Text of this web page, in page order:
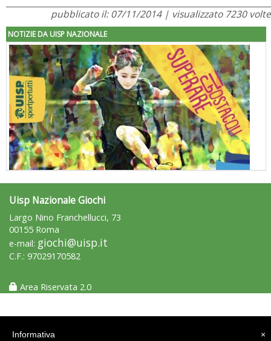
pubblicato il: 07/11/2014 | visualizzato 7230 volte
NOTIZIE DA UISP NAZIONALE
"Superare gli ostacoli": la relazione di Tiziano Pesce al CN Uisp
Uisp Nazionale Giochi
Largo Nino Franchellucci, 73
00155 Roma
e-mail: giochi@uisp.it
C.F.: 97029170582
Area Riservata 2.0
×
Informativa